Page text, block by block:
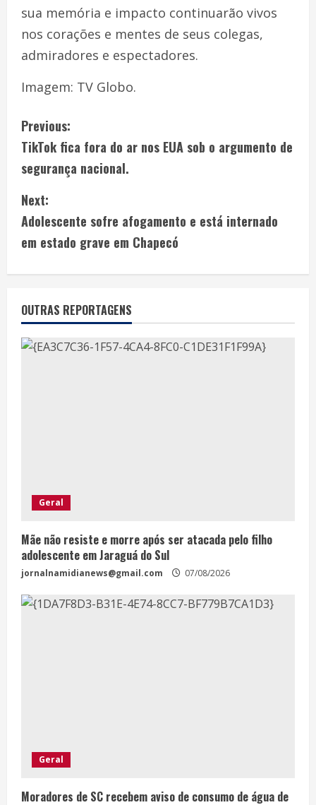
sua memória e impacto continuarão vivos
nos corações e mentes de seus colegas,
admiradores e espectadores.
Imagem: TV Globo.
Previous:
TikTok fica fora do ar nos EUA sob o argumento de
segurança nacional.
Next:
Adolescente sofre afogamento e está internado
em estado grave em Chapecó
OUTRAS REPORTAGENS
Geral
Mãe não resiste e morre após ser atacada pelo filho
adolescente em Jaraguá do Sul
jornalnamidianews@gmail.com 07/08/2026
Geral
Moradores de SC recebem aviso de consumo de água de